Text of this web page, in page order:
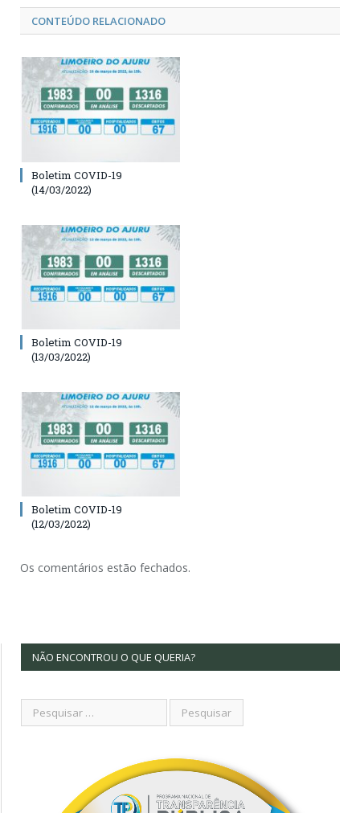
CONTEÚDO RELACIONADO
Boletim COVID-19
(14/03/2022)
Boletim COVID-19
(13/03/2022)
Boletim COVID-19
(12/03/2022)
Os comentários estão fechados.
NÃO ENCONTROU O QUE QUERIA?